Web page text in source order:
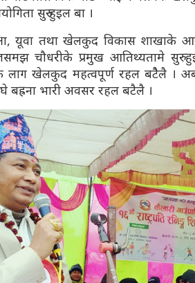
सुरु हुइल बा ।
यूवा तथा खेलकुद विकास शाखाके
चौधरीके प्रमुख आतिथ्यतामे सुरु
लाग खेलकुद महत्वपूर्ण रहल बटैैलै ।
भारी अवसर रहल बटैलै ।